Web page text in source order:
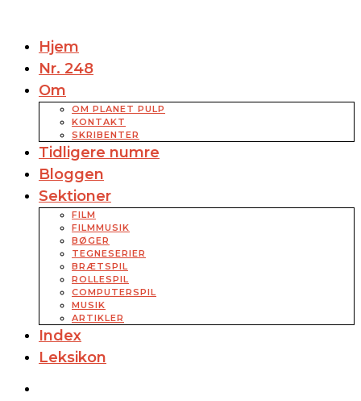
Hjem
Nr. 248
Om
OM PLANET PULP
KONTAKT
SKRIBENTER
Tidligere numre
Bloggen
Sektioner
FILM
FILMMUSIK
BØGER
TEGNESERIER
BRÆTSPIL
ROLLESPIL
COMPUTERSPIL
MUSIK
ARTIKLER
Index
Leksikon